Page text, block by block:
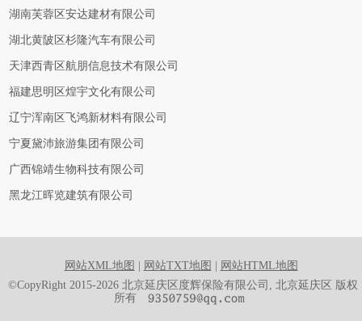
湖南芙蓉区安达建材有限公司
湖北黄陂区杉隆汽车有限公司
天津西青区航朋信息技术有限公司
福建思明区煌宇文化有限公司
辽宁浑南区飞鸿新材料有限公司
宁夏黛沛旅游集团有限公司
广西锦靖生物科技有限公司
黑龙江晖览建筑有限公司
网站XML地图 网站TXT地图
网站HTML地图
©CopyRight 2015-2026 北京延庆区度辉保险有限公司, 北京延庆区 版权
所有